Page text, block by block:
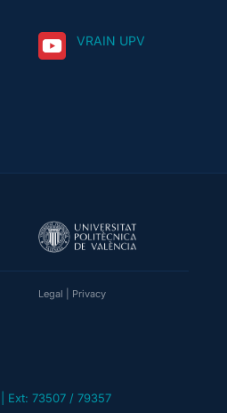
VRAIN UPV
Legal Privacy
Ext: 73507 / 79357